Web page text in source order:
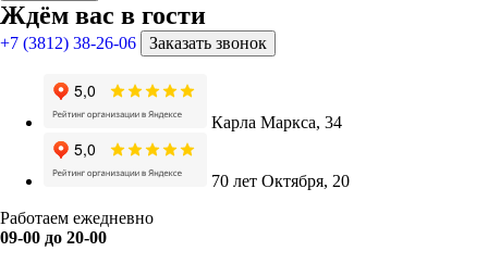
Ждём вас в гости
+7 (3812) 38-26-06 Заказать звонок
Карла Маркса, 34
70 лет Октября, 20
Работаем ежедневно
09-00 до 20-00